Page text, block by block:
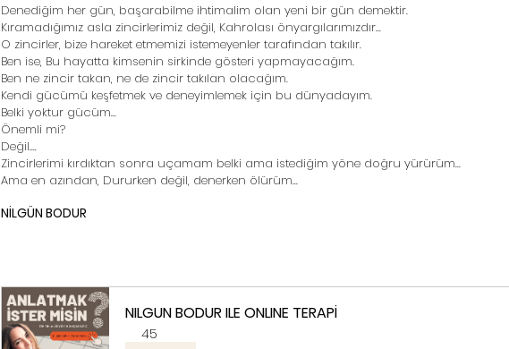
Denediğim her gün, başarabilme ihtimalim olan yeni bir gün demektir.
Kıramadığımız asla zincirlerimiz değil, Kahrolası önyargılarımızdır...
O zincirler, bize hareket etmemizi istemeyenler tarafından takılır.
Ben ise, Bu hayatta kimsenin sirkinde gösteri yapmayacağım.
Ben ne zincir takan, ne de zincir takılan olacağım.
Kendi gücümü keşfetmek ve deneyimlemek için bu dünyadayım.
Belki yoktur gücüm...
Önemli mi?
Değil....
Zincirlerimi kırdıktan sonra uçamam belki ama istediğim yöne doğru yürürüm...
Ama en azından, Dururken değil, denerken ölürüm...
NİLGÜN BODUR
NILGUN BODUR ILE ONLINE TERAPİ
45